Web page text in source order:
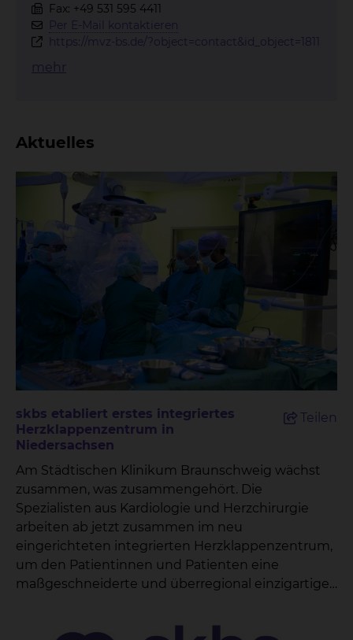
Fax: +49 531 595 4411
Per E-Mail kontaktieren
https://mvz-bs.de/?object=contact&id_object=1811
mehr
Aktuelles
skbs etabliert erstes integriertes
Herzklappenzentrum in
Niedersachsen
Teilen
Am Städtischen Klinikum Braunschweig wächst
zusammen, was zusammengehört. Die
Spezialisten aus Kardiologie und Herzchirurgie
arbeiten ab jetzt zusammen im neu
eingerichteten integrierten Herzklappenzentrum,
um den Patientinnen und Patienten eine
maßgeschneiderte und überregional einzigartige